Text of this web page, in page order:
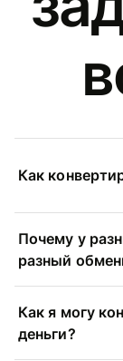
Как
Почему у
разный
Как я могу
деньги?